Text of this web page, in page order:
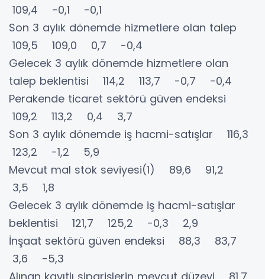
109,4 -0,1 -0,1
Son 3 aylık dönemde hizmetlere olan talep
109,5 109,0 0,7 -0,4
Gelecek 3 aylık dönemde hizmetlere olan
talep beklentisi 114,2 113,7 -0,7 -0,4
Perakende ticaret sektörü güven endeksi
109,2 113,2 0,4 3,7
Son 3 aylık dönemde iş hacmi-satışlar 116,3
123,2 -1,2 5,9
Mevcut mal stok seviyesi(1) 89,6 91,2
3,5 1,8
Gelecek 3 aylık dönemde iş hacmi-satışlar
beklentisi 121,7 125,2 -0,3 2,9
İnşaat sektörü güven endeksi 88,3 83,7
3,6 -5,3